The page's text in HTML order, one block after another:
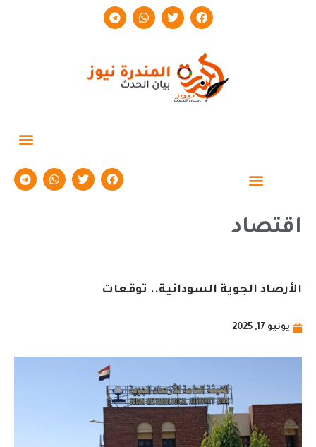
اقتصاد
الأرصاد الجوية السودانية.. توقعات
يونيو 17, 2025